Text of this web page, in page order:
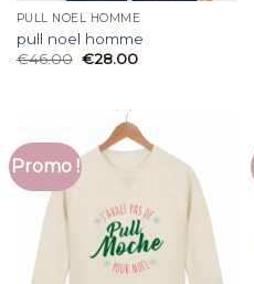
PULL NOEL HOMME
pull noel homme
€46.00 €28.00
Promo !